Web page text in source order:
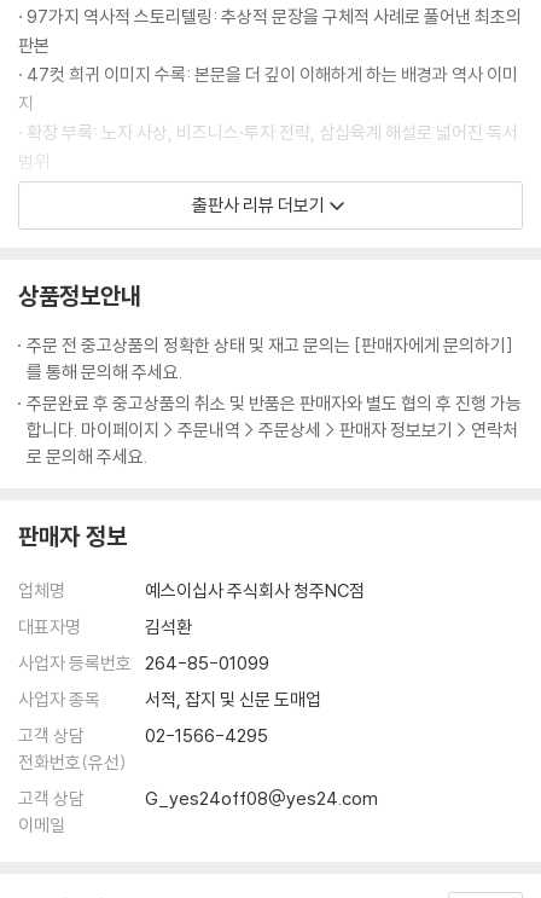
흐름을 읽고 허를 찔러라
· 실상을 감추고 허를 꿰뚫어라 - 원수의 손으로 자신의 이름을 빛낸 손빈
제7편│군쟁軍爭 주도권 경쟁의 기술
주도권 경쟁이 승패를 결정한다
· 때로는 돌아가는 길이 가장 빠르다 - 위나라 등애의 우회 전략
· 이로움의 이면에는 해로움이 있다 - 진시황의 만리장성 축조
· 이익으로 적을 움직여라 - 낙양의 두 군웅을 물리친 당 태종
나를 다스리고 적을 다루는 방법
· 힘을 비축해 피로한 적을 상대하라 - 풍이 장군의 외효 진압
원칙은 유지하되 유연하게 대응하라
· 이로움과 해로움을 함께 살펴라 - 정나라 명재상 자산의 혜안
· 적이 판 함정을 발판으로 삼아라 - 정국의 진나라 수로 건설
· 리더의 지혜는 경청에서 나온다 - 두 사람의 항명, 서로 다른 처벌
요행을 바라지 말고 역량을 쌓아라
· 과신은 스스로를 망친다 - 천하영웅 항우의 몰락
제9편│행군 行軍 적의 움직임에 답이 있다
전쟁이란 국가의 대사이다. 수많은 사람의 생사와 국가의 존망이 달린 일
이므로, 반드시 신중하게 살피지 않으면 안 된다. 이를 위해서는 다섯 가지
요소를 기준 삼아 적과 아군 양측의 여러 상황을 비교함으로써 승패를 파
악해야 한다. … 도(道)란 백성들로 하여금 윗사람과 한마음 한뜻이 되어
공생공사하고 두려워하거나 의심하지 않게 만드는 것이다. … 장수는 이
다섯 가지 요소를 모두 깊이 파악해야 한다. 오직 이를 파악한 자만이 전쟁
에서 승리를 획득할 수 있다.
--- p.25-26 「제1편│계」 중에서
불멸의 병법서, 『손자병법』이 첫 장에서 가장 먼저 강조한 일성(一聲)은
넣는 일도 없다. 따라서 전쟁을 함부로 일으켜서는 안 되며, 불가피한 경우
에도 신중하고 또 신중히 임해야 한다. … 전쟁은 이처럼 국민의 생사를 뒤
흔들고 국가의 존속과 멸망을 좌우하는 중대한 일이다. 그러므로 전쟁에
나서기 전에는 반드시 그 승패를 면밀히 따져보아야만 한다. 삶에서도 마
찬가지이다. 되도록 전쟁에 나서지 말되, 피치 못할 순간에는 싸움을 시작
--- p.28-29 「제1편│계」 중에서
국가가 군사를 일으켜 빈곤해지는 까닭은 군사 원정에 수반되는 장거리 운
송에 있다. 장거리 운송은 필연적으로 백성을 가난하게 만든다. 군대가 지
나가는 지역에서는 물가가 폭등하고, 물가가 폭등하면 백성의 재물이 고갈
되며, 재물이 고갈되면 세금과 노역이 가중된다. … 전쟁에서 귀중함은 신
속한 승리에 있으며 결코 오래 끄는 데 있지 않다. 진정으로 용병의 도를 터
득하고 그 이익을 통찰하는 장수야말로, 백성의 생사 운명을 결정하고 국
가 안위와 존망을 주재하는 존재다.
--- p.57-65 「제2편│작전」 중에서
· 97가지 역사적 스토리텔링: 추상적 문장을 구체적 사례로 풀어낸 최초의
판본
· 47컷 희귀 이미지 수록: 본문을 더 깊이 이해하게 하는 배경과 역사 이미
지
· 확장 부록: 노자 사상, 비즈니스·투자 전략, 삼십육계 해설로 넓어진 독서
범위
· 충실한 주석과 원문 병기: 초심자·전문가 모두 만족할 수 있는 엄밀성과
매번 이기는 것보다 중요한 것은
무너져도 다시 일어설 수 있게 하는 인생의 기반
우리는 모두 인생의 전쟁터 한가운데 서 있다. 시험에서 떨어지고, 면접에
서 좌절하고, 믿었던 관계가 깨지고, 투자에서 손실을 보며 삶의 기반이 흔
들린다. 그 순간 인간은 절실히 깨닫는다. 한 번의 승리가 모든 것을 보장하
을 꿰뚫는다. 백 번 싸워도 위태롭지 않은 자리에 선 자만이 흔들리지 않는
많은 이들이 손자를 승리의 기술자로 오해한다. 그러나 그는 싸움마다 이
기는 것을 최고라 하지 않았다. 손자가 강조한 것은 백 번 싸워도 위태롭지
워라”라고 냉정하게 말했다. 싸움에 뛰어들고 나서 이기려는 것은 도박이
지만, 미리 승리의 조건을 만들어 놓고 싸우는 것은 전략이다. 오늘날의 경
쟁 사회에서 이 가르침은 더욱 무겁게 다가온다. 성급한 성공은 쉽게 무너
지고, 단기 실적만 추구하는 기업은 지속되지 않는다. 오히려 불필요한 싸
움을 피하고, 싸우지 않고 이기는 자가 진정한 승자다. 『손자병법』은 단순
출판사 리뷰 더보기
상품정보안내
주문 전 중고상품의 정확한 상태 및 재고 문의는 [판매자에게 문의하기]
를 통해 문의해 주세요.
주문완료 후 중고상품의 취소 및 반품은 판매자와 별도 협의 후 진행 가능
합니다. 마이페이지 > 주문내역 > 주문상세 > 판매자 정보보기 > 연락처
로 문의해 주세요.
판매자 정보
업체명
예스이십사 주식회사 청주NC점
대표자명
김석환
사업자 등록번호
264-85-01099
사업자 종목
서적, 잡지 및 신문 도매업
고객 상담
전화번호(유선)
02-1566-4295
고객 상담
이메일
G_yes24off08@yes24.com